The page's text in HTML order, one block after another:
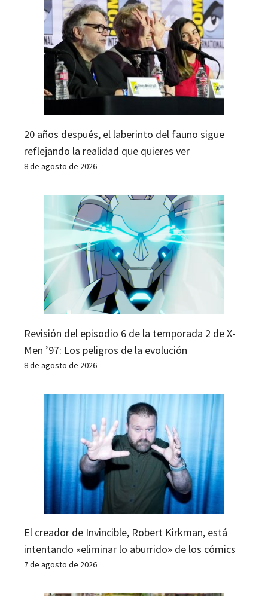
20 años después, el laberinto del fauno sigue
reflejando la realidad que quieres ver
8 de agosto de 2026
Revisión del episodio 6 de la temporada 2 de X-
Men ’97: Los peligros de la evolución
8 de agosto de 2026
El creador de Invincible, Robert Kirkman, está
intentando «eliminar lo aburrido» de los cómics
7 de agosto de 2026